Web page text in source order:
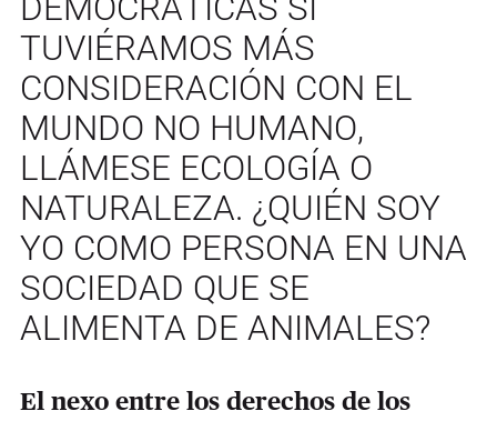
TUVIÉRAMOS MÁS
CONSIDERACIÓN CON EL
MUNDO NO HUMANO,
LLÁMESE ECOLOGÍA O
NATURALEZA. ¿QUIÉN SOY
YO COMO PERSONA EN UNA
SOCIEDAD QUE SE
ALIMENTA DE ANIMALES?
El nexo entre los derechos de los